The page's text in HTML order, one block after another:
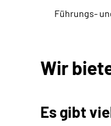
Führungs-
Wir
Es gibt